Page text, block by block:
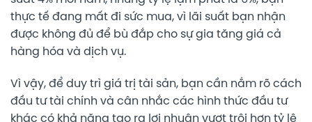
thực tế đang mất đi sức mua, vì lãi suất bạn nhận
được không đủ để bù đắp cho sự gia tăng giá cả
hàng hóa và dịch vụ.
Vì vậy, để duy trì giá trị tài sản, bạn cần nắm rõ cách
đầu tư tài chính và cân nhắc các hình thức đầu tư
khác có khả năng tạo ra lợi nhuận vượt trội hơn tỷ lệ